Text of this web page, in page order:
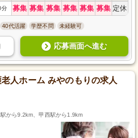
分 募集 募集 募集 募集 募集 募集 定休
40代活躍 学歴不問 未経験可
応募画面へ進む
人ホーム みやのもりの求人
から9.2km、甲西駅から1.9km